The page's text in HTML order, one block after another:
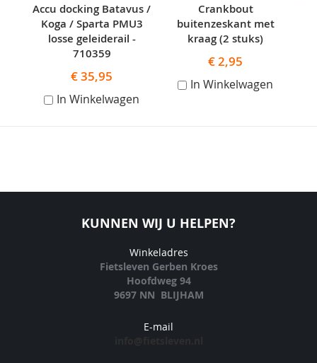
Accu docking Batavus /
Koga / Sparta PMU3
losse geleiderail -
710359
€ 35,95
In Winkelwagen
Crankbout
buitenzeskant met
kraag (2 stuks)
€ 2,95
In Winkelwagen
KUNNEN WIJ U HELPEN?
Winkeladres
Fietsleven Gerben Kroes
Hoofdweg 94
9697 NN BLIJHAM
E-mail